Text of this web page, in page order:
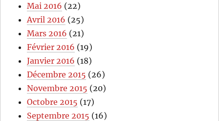
Mai 2016 (22)
Avril 2016 (25)
Mars 2016 (21)
Février 2016 (19)
Janvier 2016 (18)
Décembre 2015 (26)
Novembre 2015 (20)
Octobre 2015 (17)
Septembre 2015 (16)